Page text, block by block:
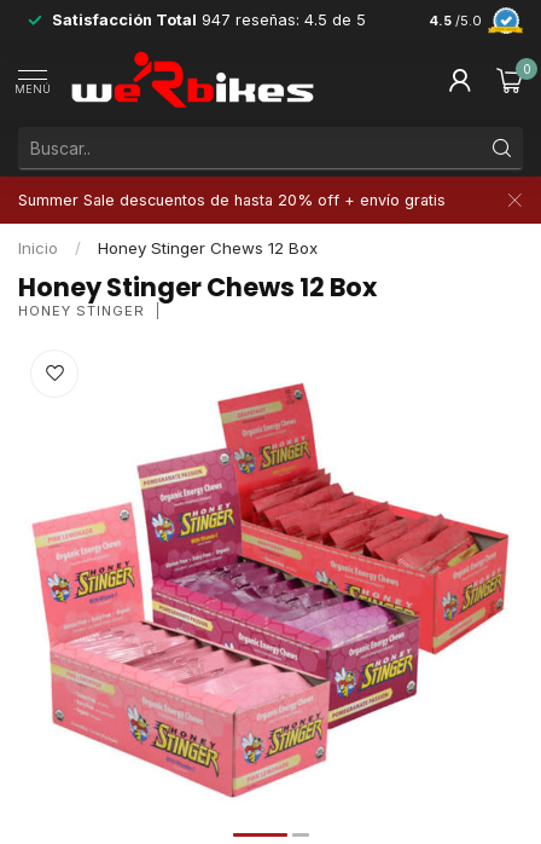
Satisfacción Total 947 reseñas: 4.5 de 5 4.5 /5.0
MENÚ
0
Summer Sale descuentos de hasta 20% off + envío gratis
Inicio / Honey Stinger Chews 12 Box
Honey Stinger Chews 12 Box
HONEY STINGER